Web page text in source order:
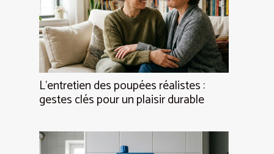
L’entretien des poupées réalistes :
gestes clés pour un plaisir durable